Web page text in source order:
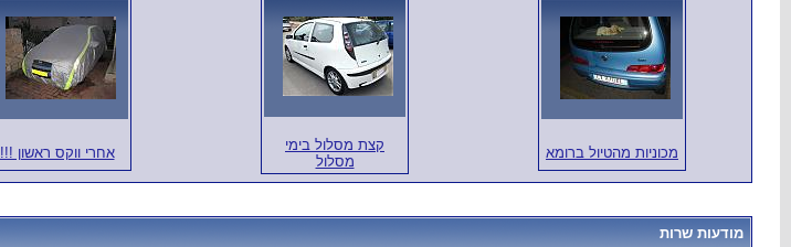
מכוניות מהטיול ברומא
קצת מסלול בימי
מסלול
אחרי ווקס ראשון !!!
מודעות שרות